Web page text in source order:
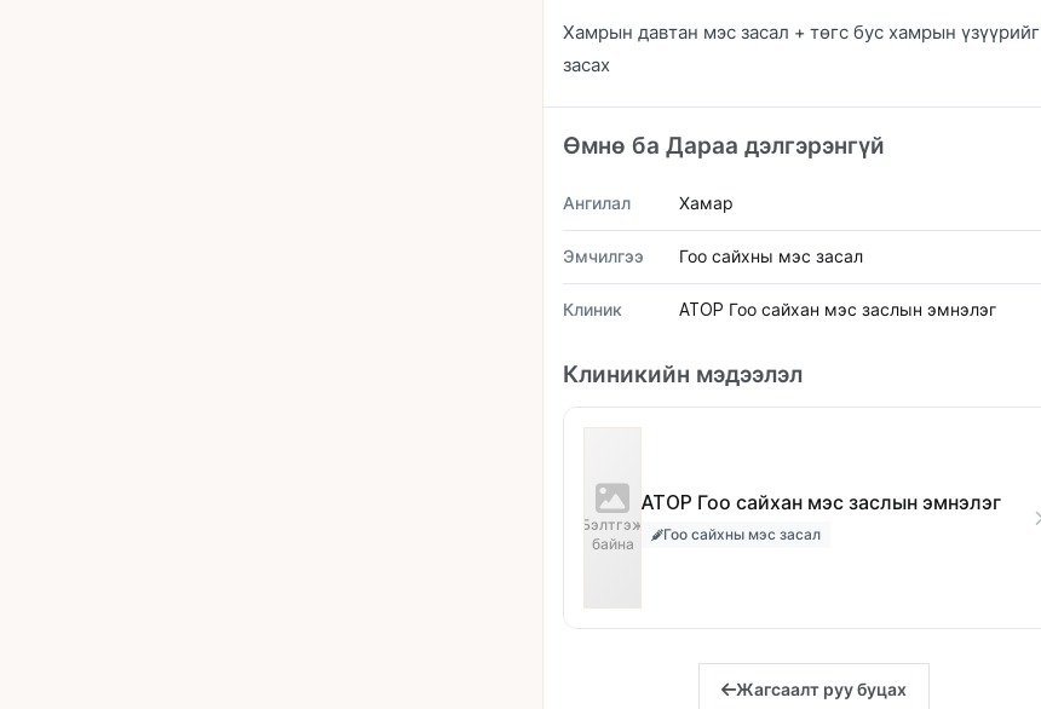
Хамрын давтан мэс засал + төгс бус хамрын үзүүрийг
засах
Өмнө ба Дараа дэлгэрэнгүй
Ангилал Хамар
Эмчилгээ Гоо сайхны мэс засал
Клиник ATOP Гоо сайхан мэс заслын эмнэлэг
Клиникийн мэдээлэл
Бэлтгэж
байна
ATOP Гоо сайхан мэс заслын эмнэлэг
Гоо сайхны мэс засал
Жагсаалт руу буцах